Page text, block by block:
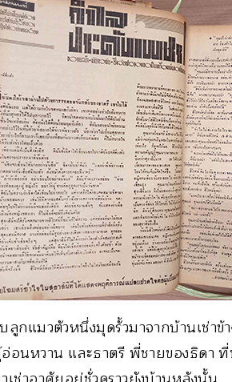
กแมวตัวหนึ่งมุดรั้วมาจากบ้านเช่า
นหวาน และธาตรี พี่ชายของธิดา